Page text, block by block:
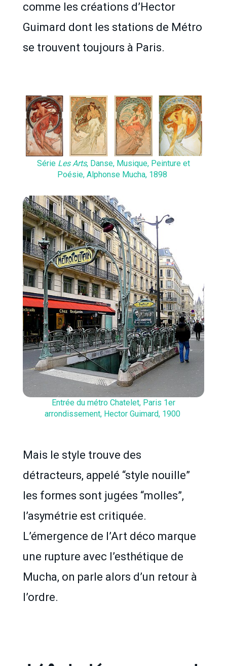
comme les créations d’Hector
Guimard dont les stations de Métro
se trouvent toujours à Paris.
Série Les Arts, Danse, Musique, Peinture et
Poésie, Alphonse Mucha, 1898
Entrée du métro Chatelet, Paris 1er
arrondissement, Hector Guimard, 1900
Mais le style trouve des
détracteurs, appelé “style nouille”
les formes sont jugées “molles”,
l’asymétrie est critiquée.
L’émergence de l’Art déco marque
une rupture avec l’esthétique de
Mucha, on parle alors d’un retour à
l’ordre.